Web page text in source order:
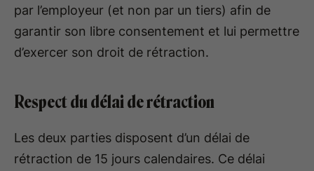
par l’employeur (et non par un tiers) afin de
garantir son libre consentement et lui permettre
d’exercer son droit de rétraction.
Respect du délai de rétraction
Les deux parties disposent d’un délai de
rétraction de 15 jours calendaires. Ce délai